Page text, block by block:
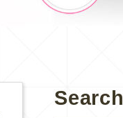
Search